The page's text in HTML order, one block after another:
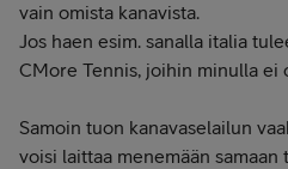
vain omista kanavista.
Jos haen esim. sanalla italia
CMore Tennis, joihin minulla ei
Samoin tuon kanavaselailun
voisi laittaa menemään